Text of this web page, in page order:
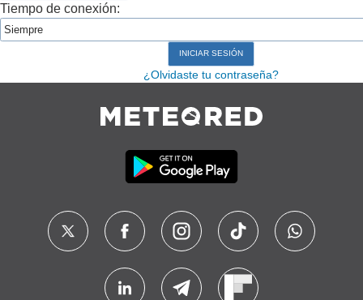
Tiempo de conexión:
¿Olvidaste tu contraseña?